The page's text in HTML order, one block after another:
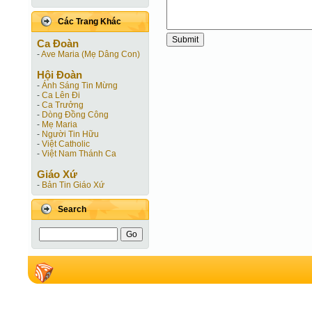
Các Trang Khác
Ca Ðoàn
-Ave Maria (Mẹ Dâng Con)
Hội Ðoàn
- Ánh Sáng Tin Mừng
- Ca Lên Đi
- Ca Trưởng
- Dòng Đồng Công
- Mẹ Maria
- Người Tin Hữu
- Việt Catholic
- Việt Nam Thánh Ca
Giáo Xứ
- Bản Tin Giáo Xứ
Search